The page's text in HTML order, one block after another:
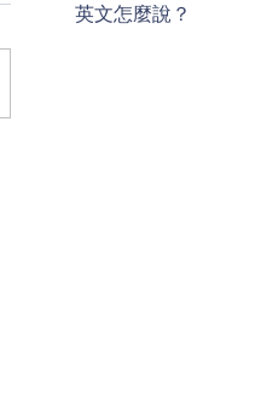
英文怎麼說？